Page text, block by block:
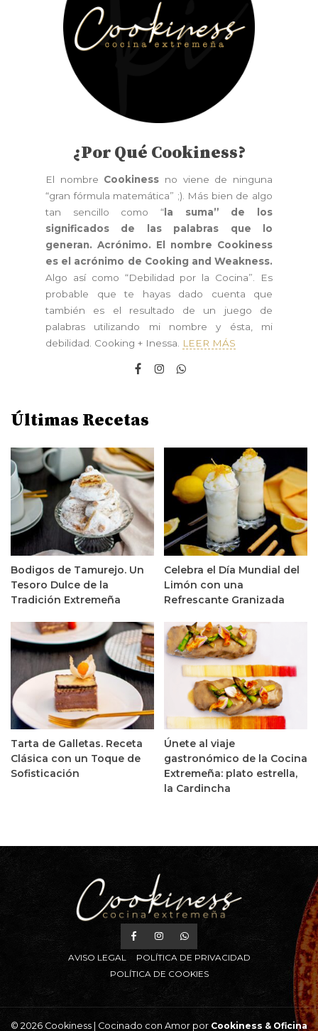
¿Por Qué Cookiness?
El nombre Cookiness no viene de ninguna
“gran fórmula matemática” ;). Más bien de algo
tan sencillo como “ la suma” de los
significados de las palabras que lo
generan. Acrónimo. El nombre Cookiness
es el acrónimo de Cooking and Weakness.
Algo así como “Debilidad por la Cocina”. Es
probable que te hayas dado cuenta que
también es el resultado de un juego de
palabras utilizando mi nombre y ésta, mi
debilidad. Cooking + Inessa. LEER MÁS
Últimas Recetas
Bodigos de Tamurejo. Un
Tesoro Dulce de la
Tradición Extremeña
Celebra el Día Mundial del
Limón con una
Refrescante Granizada
Tarta de Galletas. Receta
Clásica con un Toque de
Sofisticación
Únete al viaje
gastronómico de la Cocina
Extremeña: plato estrella,
la Cardincha
AVISO LEGAL
POLÍTICA DE PRIVACIDAD
POLÍTICA DE COOKIES
© 2026 Cookiness | Cocinado con Amor por Cookiness & Oficina